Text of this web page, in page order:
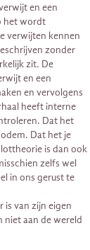
en een
het wordt
verwijten kennen
zonder
zit. De
en een
en vervolgens
heeft interne
Dat het
Dat het je
is dan ook
zelfs wel
in ons gerust te
is van zijn eigen
niet aan de wereld